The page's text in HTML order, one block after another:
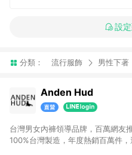
設
分類： 流行服飾 男性下著
Anden Hud
台灣男女內褲領導品牌，百萬網友
100%台灣製造，年度熱銷百萬件